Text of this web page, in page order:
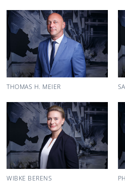
THOMAS H. MEIER
WIBKE BERENS